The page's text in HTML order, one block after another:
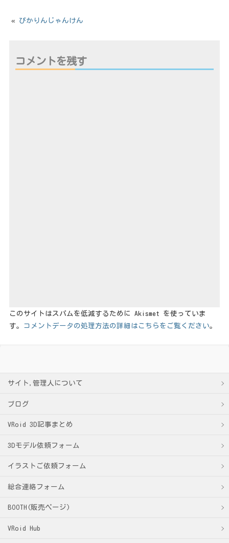
« ぴかりんじゃんけん
コメントを残す
このサイトはスパムを低減するために Akismet を使っていま
す。 コメントデータの処理方法の詳細はこちらをご覧ください。
サイト,管理人について
ブログ
VRoid 3D記事まとめ
3Dモデル依頼フォーム
イラストご依頼フォーム
総合連絡フォーム
BOOTH(販売ページ)
VRoid Hub